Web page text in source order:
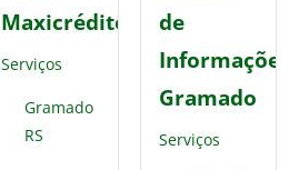
Maxicrédito
Serviços
Gramado
RS
de
Informações
Gramado
Serviços